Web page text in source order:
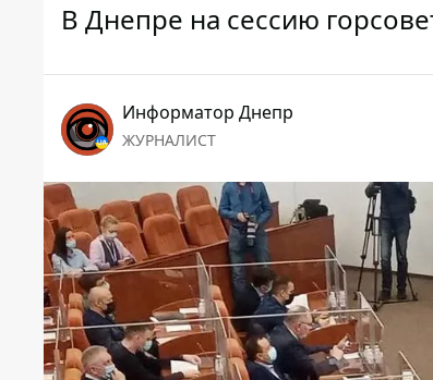
В Днепре на сессию
Информатор Днепр
ЖУРНАЛИСТ